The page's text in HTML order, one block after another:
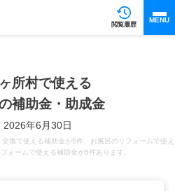
閲覧履歴
MENU
所村で使える
補助金・助成金
2026年6月30日
換で使える補助金が5件、お風呂のリフォームで使え
ォームで使える補助金が5件あります。